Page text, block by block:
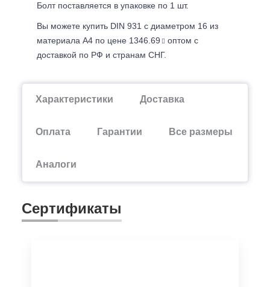
Болт поставляется в упаковке по 1 шт.
Вы можете купить DIN 931 с диаметром 16 из
материала А4 по цене 1346.69
оптом с
доставкой по РФ и странам СНГ.
Характеристики Доставка
Оплата Гарантии Все размеры
Аналоги
Сертификаты